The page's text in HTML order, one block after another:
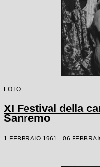
FOTO
XI Festival della
Sanremo
1 FEBBRAIO 1961 - 06